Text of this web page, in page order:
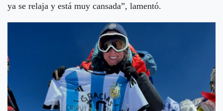
ya se relaja y está muy cansada”, lamentó.